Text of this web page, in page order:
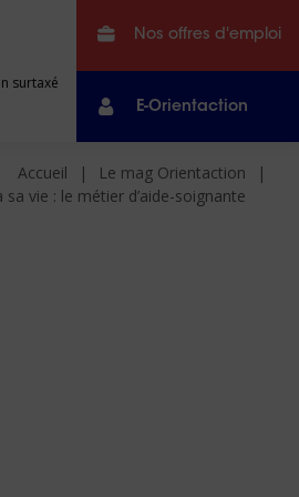
surtaxé
Nos offres d'emploi
E-Orientaction
Accueil
Le mag Orientaction
vie : le métier d’aide-soignante